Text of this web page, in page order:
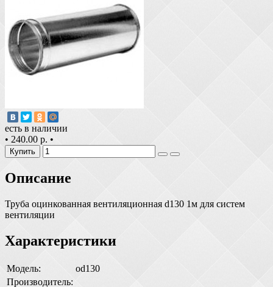
есть в наличии
• 240.00 р. •
Купить
Описание
Труба оцинкованная вентиляционная d130 1м для систем
вентиляции
Характеристики
Модель:
od130
Производитель: